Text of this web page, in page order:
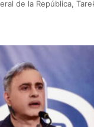
de la República,